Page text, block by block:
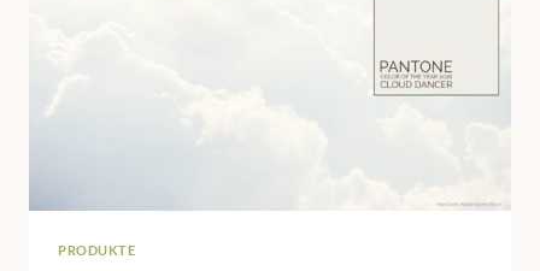
PRODUKTE